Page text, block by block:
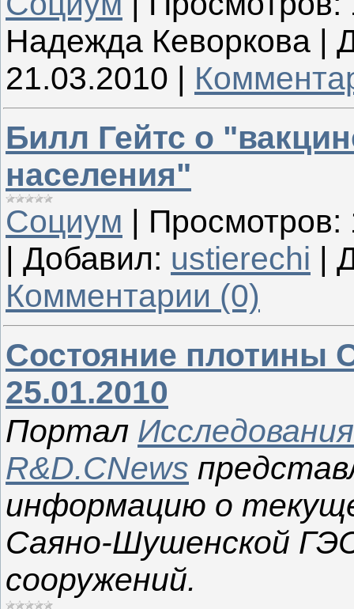
Надежда Кеворкова |
21.03.2010 |
Билл Гейтс о
населения"
Социум | Просмотров:
| Добавил: ustierechi |
Комментарии (0)
Состояние плотины
25.01.2010
Портал
R&D.CNews
информацию о
Саяно-Шушенской
сооружений.